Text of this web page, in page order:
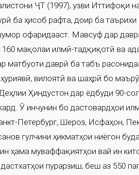
ҶТ (1997), узви Иттифоқи
ба ҳисоб рафта, доир ба
офаридааст. Мавсуф дар
мақолаи илмӣ-тадқиқотӣ ва
матбуоти даврӣ ба табъ
вилоятӣ ва шаҳрӣ бо
Ҳиндустон дар ёдбуди 90-
Ӯ инчунин бо дастовардҳои
Петербург, Шероз, Исфаҳон,
гулчини ҳикматҳои ниёгон
ҳама муваффақиятҳои вай ин
пурарзиш, беш аз 550